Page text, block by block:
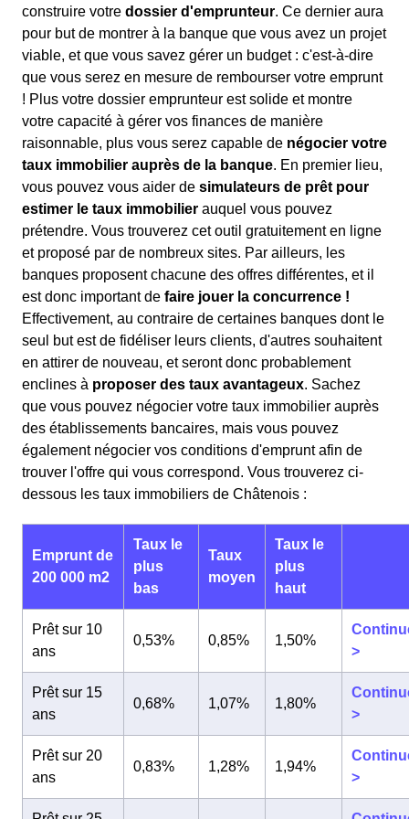
construire votre dossier d'emprunteur. Ce dernier aura
pour but de montrer à la banque que vous avez un projet
viable, et que vous savez gérer un budget : c'est-à-dire
que vous serez en mesure de rembourser votre emprunt
! Plus votre dossier emprunteur est solide et montre
votre capacité à gérer vos finances de manière
raisonnable, plus vous serez capable de négocier votre
taux immobilier auprès de la banque. En premier lieu,
vous pouvez vous aider de simulateurs de prêt pour
estimer le taux immobilier auquel vous pouvez
prétendre. Vous trouverez cet outil gratuitement en ligne
et proposé par de nombreux sites. Par ailleurs, les
banques proposent chacune des offres différentes, et il
est donc important de faire jouer la concurrence !
Effectivement, au contraire de certaines banques dont le
seul but est de fidéliser leurs clients, d'autres souhaitent
en attirer de nouveau, et seront donc probablement
enclines à proposer des taux avantageux. Sachez
que vous pouvez négocier votre taux immobilier auprès
des établissements bancaires, mais vous pouvez
également négocier vos conditions d'emprunt afin de
trouver l'offre qui vous correspond. Vous trouverez ci-
dessous les taux immobiliers de Châtenois :
Emprunt de
200 000 m2
Taux le
plus
bas
Taux
moyen
Taux le
plus
haut
Prêt sur 10
ans
0,53% 0,85% 1,50%
>
Prêt sur 15
ans
0,68% 1,07% 1,80%
>
Prêt sur 20
ans
0,83% 1,28% 1,94%
>